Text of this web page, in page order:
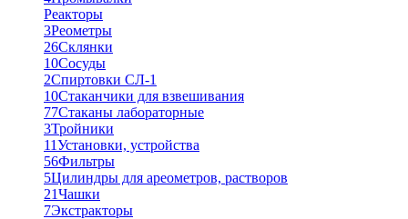
Реакторы
3Реометры
26Склянки
10Сосуды
2Спиртовки СЛ-1
10Стаканчики для взвешивания
77Стаканы лабораторные
3Тройники
11Установки, устройства
56Фильтры
5Цилиндры для ареометров, растворов
21Чашки
7Экстракторы